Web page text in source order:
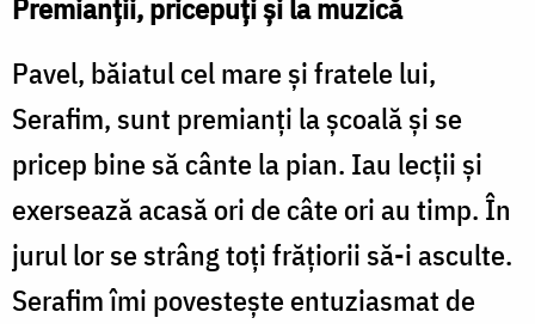
Premianții, pricepuți și la muzică
Pavel, băiatul cel mare și fratele lui,
Serafim, sunt premianți la școală și se
pricep bine să cânte la pian. Iau lecții și
exersează acasă ori de câte ori au timp. În
jurul lor se strâng toți frățiorii să-i asculte.
Serafim îmi povestește entuziasmat de